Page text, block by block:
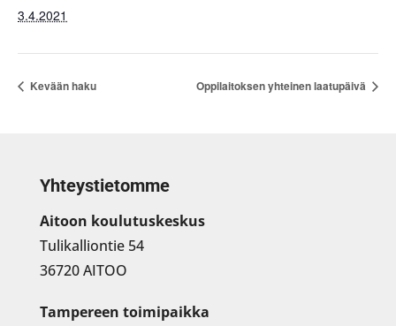
3.4.2021
Kevään haku Oppilaitoksen yhteinen laatupäivä
Yhteystietomme
Aitoon koulutuskeskus
Tulikalliontie 54
36720 AITOO
Tampereen toimipaikka